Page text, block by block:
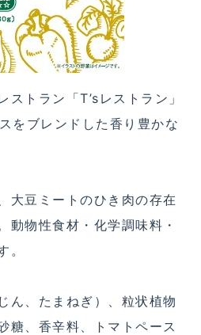
ストラン「T’sレストラン」
をブレンドした香り豊かな
大豆ミートのひき肉の存在
動物性食材・化学調味料・
。
ん、たまねぎ）、粒状植物
糖、香辛料、トマトペース